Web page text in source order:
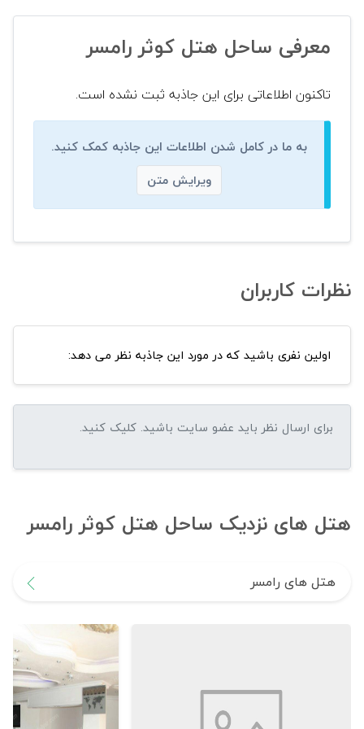
معرفی ساحل هتل کوثر رامسر
تاکنون اطلاعاتی برای این جاذبه ثبت نشده است.
به ما در کامل شدن اطلاعات این جاذبه کمک کنید.
ویرایش متن
نظرات کاربران
اولین نفری باشید که در مورد این جاذبه نظر می دهد:
هتل های نزدیک ساحل هتل کوثر رامسر
هتل های رامسر